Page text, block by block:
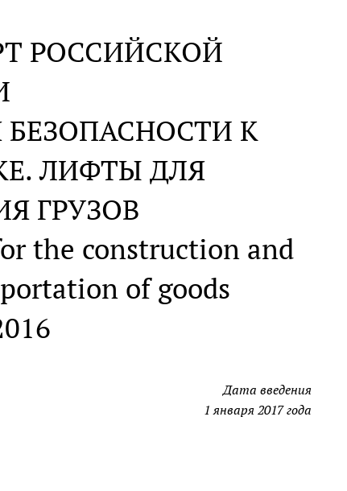
РОССИЙСКОЙ
К
ЛИФТЫ ДЛЯ
ГРУЗОВ
the construction and
of goods
Дата введения
1 января 2017 года